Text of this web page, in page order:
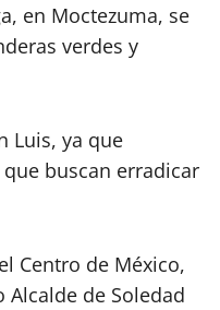
en Moctezuma, se
verdes y
Luis, ya que
buscan erradicar
Centro de México,
de Soledad